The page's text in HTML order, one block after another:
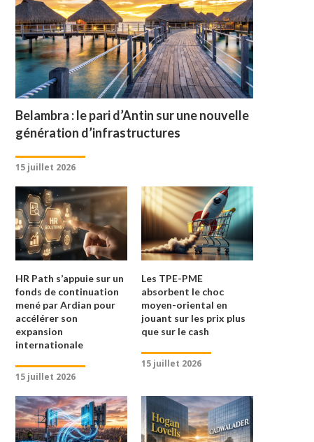
Belambra : le pari d’Antin sur une nouvelle
génération d’infrastructures
15 juillet 2026
HR Path s’appuie sur un
fonds de continuation
mené par Ardian pour
accélérer son
expansion
internationale
15 juillet 2026
Les TPE-PME
absorbent le choc
moyen-oriental en
jouant sur les prix plus
que sur le cash
15 juillet 2026